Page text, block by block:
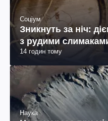
Соціум
Зникнуть за ніч:
з рудими
14 годин тому
Наука